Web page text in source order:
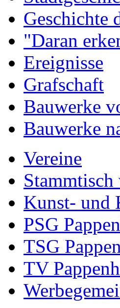
Geschichte
"Daran
Ereignisse
Grafschaft
Bauwerke
Bauwerke
Vereine
Stammtisch
Kunst- und
PSG
TSG
TV